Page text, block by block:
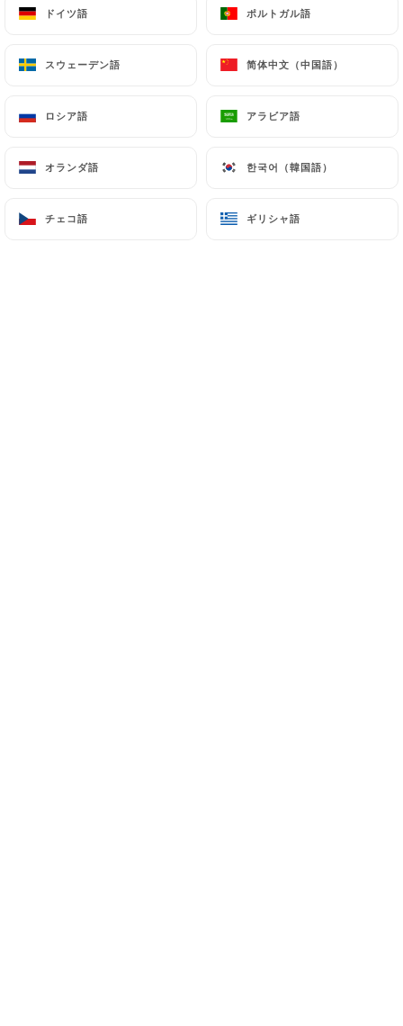
ドイツ語 ポルトガル語
スウェーデン語 简体中文（中国語）
ロシア語 アラビア語
オランダ語 한국어（韓国語）
チェコ語 ギリシャ語
ホーム/ プレス
ドイツ語 ポルトガル語
スウェーデン語 简体中文（中国語）
ロシア語 アラビア語
オランダ語 한국어（韓国語）
チェコ語 ギリシャ語